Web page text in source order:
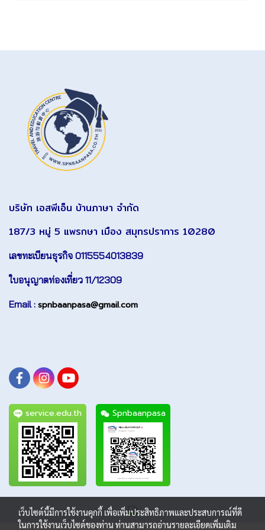
บริษัท เอสพีเอ็น บ้านภาษา จำกัด
187/3 หมู่ 5 แพรกษา เมือง สมุทรปราการ 10280
เลขทะเบียนธุรกิจ 0115554013839
ใบอนุญาตท่องเที่ยว 11/12309
Email : spnbaanpasa@gmail.com
service.edu.th Spnbaanpasa
เว็บไซต์นี้มีการใช้งานคุกกี้ เพื่อเพิ่มประสิทธิภาพและประสบการณ์ที่ดี
ในการใช้งานเว็บไซต์ของท่าน ท่านสามารถอ่านรายละเอียดเพิ่มเติม